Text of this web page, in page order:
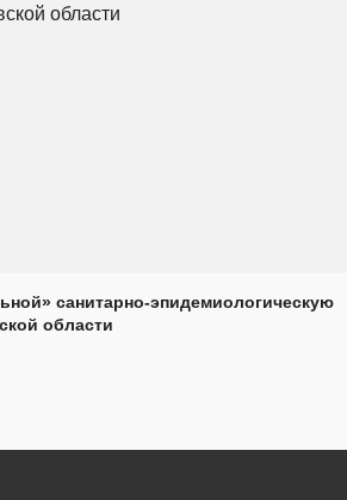
санитарно-эпидемиологическую
области